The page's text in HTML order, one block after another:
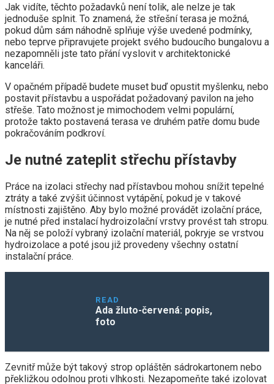
Jak vidíte, těchto požadavků není tolik, ale nelze je tak
jednoduše splnit. To znamená, že střešní terasa je možná,
pokud dům sám náhodně splňuje výše uvedené podmínky,
nebo teprve připravujete projekt svého budoucího bungalovu a
nezapomněli jste tato přání vyslovit v architektonické
kanceláři.
V opačném případě budete muset buď opustit myšlenku, nebo
postavit přístavbu a uspořádat požadovaný pavilon na jeho
střeše. Tato možnost je mimochodem velmi populární,
protože takto postavená terasa ve druhém patře domu bude
pokračováním podkroví.
Je nutné zateplit střechu přístavby
Práce na izolaci střechy nad přístavbou mohou snížit tepelné
ztráty a také zvýšit účinnost vytápění, pokud je v takové
místnosti zajištěno. Aby bylo možné provádět izolační práce,
je nutné před instalací hydroizolační vrstvy provést tah stropu.
Na něj se položí vybraný izolační materiál, pokryje se vrstvou
hydroizolace a poté jsou již provedeny všechny ostatní
instalační práce.
READ
Ada žluto-červená: popis,
foto
Zevnitř může být takový strop opláštěn sádrokartonem nebo
překližkou odolnou proti vlhkosti. Nezapomeňte také izolovat